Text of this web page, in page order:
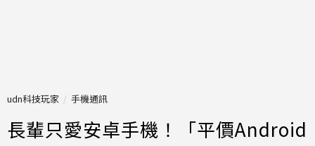
udn科技玩家 手機通訊
長輩只愛安卓手機！「平價Android